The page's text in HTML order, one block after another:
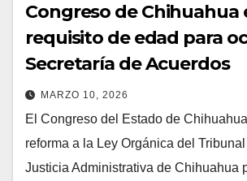
Congreso de Chihuahua
requisito de edad para
Secretaría de Acuerdos
MARZO 10, 2026
El Congreso del Estado de
reforma a la Ley Orgánica del
Justicia Administrativa de Chihuahua